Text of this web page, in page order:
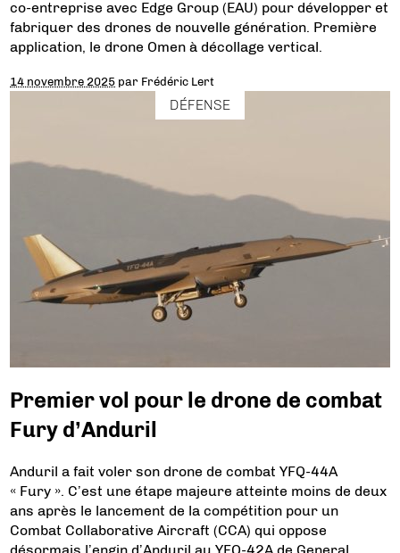
co-entreprise avec Edge Group (EAU) pour développer et
fabriquer des drones de nouvelle génération. Première
application, le drone Omen à décollage vertical.
14 novembre 2025 par Frédéric Lert
DÉFENSE
Premier vol pour le drone de combat
Fury d’Anduril
Anduril a fait voler son drone de combat YFQ-44A
« Fury ». C’est une étape majeure atteinte moins de deux
ans après le lancement de la compétition pour un
Combat Collaborative Aircraft (CCA) qui oppose